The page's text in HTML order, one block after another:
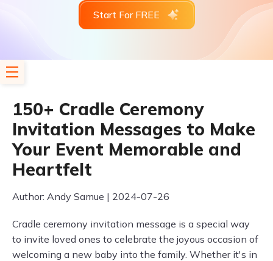
Start For FREE
150+ Cradle Ceremony
Invitation Messages to Make
Your Event Memorable and
Heartfelt
Author: Andy Samue | 2024-07-26
Cradle ceremony invitation message is a special way
to invite loved ones to celebrate the joyous occasion of
welcoming a new baby into the family. Whether it's in